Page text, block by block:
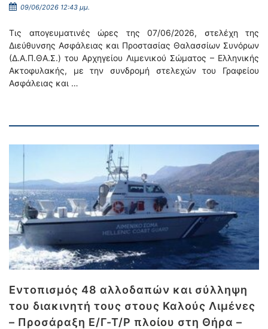
09/06/2026 12:43 μμ.
Τις απογευματινές ώρες της 07/06/2026, στελέχη της
Διεύθυνσης Ασφάλειας και Προστασίας Θαλασσίων Συνόρων
(Δ.Α.Π.ΘΑ.Σ.) του Αρχηγείου Λιμενικού Σώματος – Ελληνικής
Ακτοφυλακής, με την συνδρομή στελεχών του Γραφείου
Ασφάλειας και …
Εντοπισμός 48 αλλοδαπών και σύλληψη
του διακινητή τους στους Καλούς Λιμένες
– Προσάραξη Ε/Γ-Τ/Ρ πλοίου στη Θήρα –